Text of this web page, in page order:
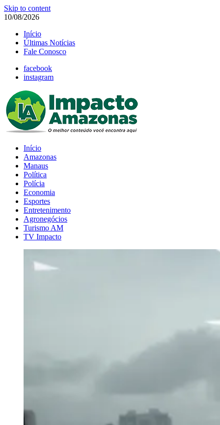
Skip to content
10/08/2026
Início
Últimas Notícias
Fale Conosco
facebook
instagram
Início
Amazonas
Manaus
Política
Polícia
Economia
Esportes
Entretenimento
Agronegócios
Turismo AM
TV Impacto